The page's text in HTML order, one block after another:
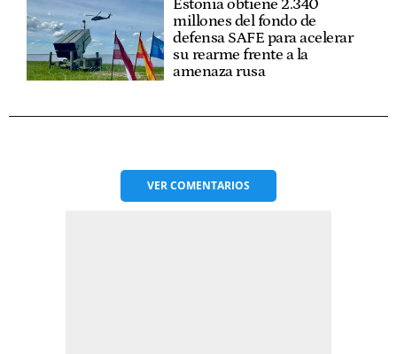
Estonia obtiene 2.340
millones del fondo de
defensa SAFE para acelerar
su rearme frente a la
amenaza rusa
VERCOMENTARIOS